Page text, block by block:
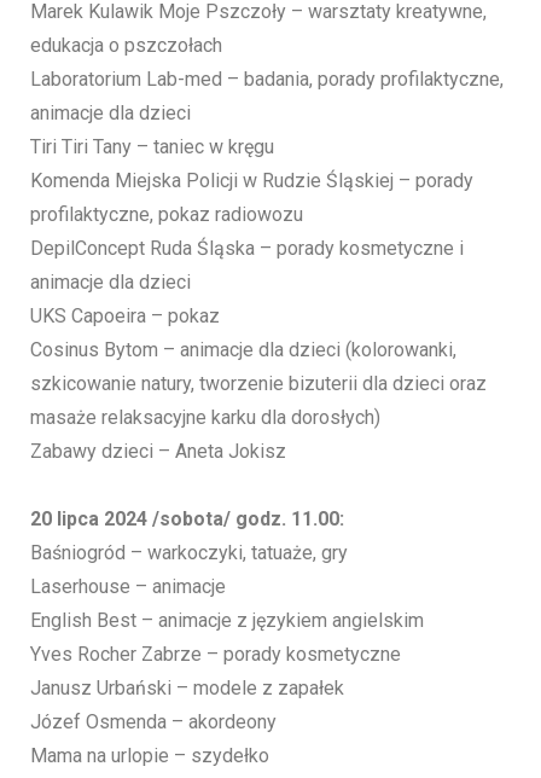
Marek Kulawik Moje Pszczoły – warsztaty kreatywne,
edukacja o pszczołach
Laboratorium Lab-med – badania, porady profilaktyczne,
animacje dla dzieci
Tiri Tiri Tany – taniec w kręgu
Komenda Miejska Policji w Rudzie Śląskiej – porady
profilaktyczne, pokaz radiowozu
DepilConcept Ruda Śląska – porady kosmetyczne i
animacje dla dzieci
UKS Capoeira – pokaz
Cosinus Bytom – animacje dla dzieci (kolorowanki,
szkicowanie natury, tworzenie bizuterii dla dzieci oraz
masaże relaksacyjne karku dla dorosłych)
Zabawy dzieci – Aneta Jokisz
20 lipca 2024 /sobota/ godz. 11.00:
Baśniogród – warkoczyki, tatuaże, gry
Laserhouse – animacje
English Best – animacje z językiem angielskim
Yves Rocher Zabrze – porady kosmetyczne
Janusz Urbański – modele z zapałek
Józef Osmenda – akordeony
Mama na urlopie – szydełko